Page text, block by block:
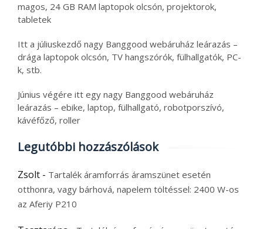
magos, 24 GB RAM laptopok olcsón, projektorok,
tabletek
Itt a júliuskezdő nagy Banggood webáruház leárazás –
drága laptopok olcsón, TV hangszórók, fülhallgatók, PC-
k, stb.
Június végére itt egy nagy Banggood webáruház
leárazás – ebike, laptop, fülhallgató, robotporszívó,
kávéfőző, roller
Legutóbbi hozzászólások
Zsolt - Tartalék áramforrás áramszünet esetén
otthonra, vagy bárhová, napelem töltéssel: 2400 W-os
az Aferiy P210